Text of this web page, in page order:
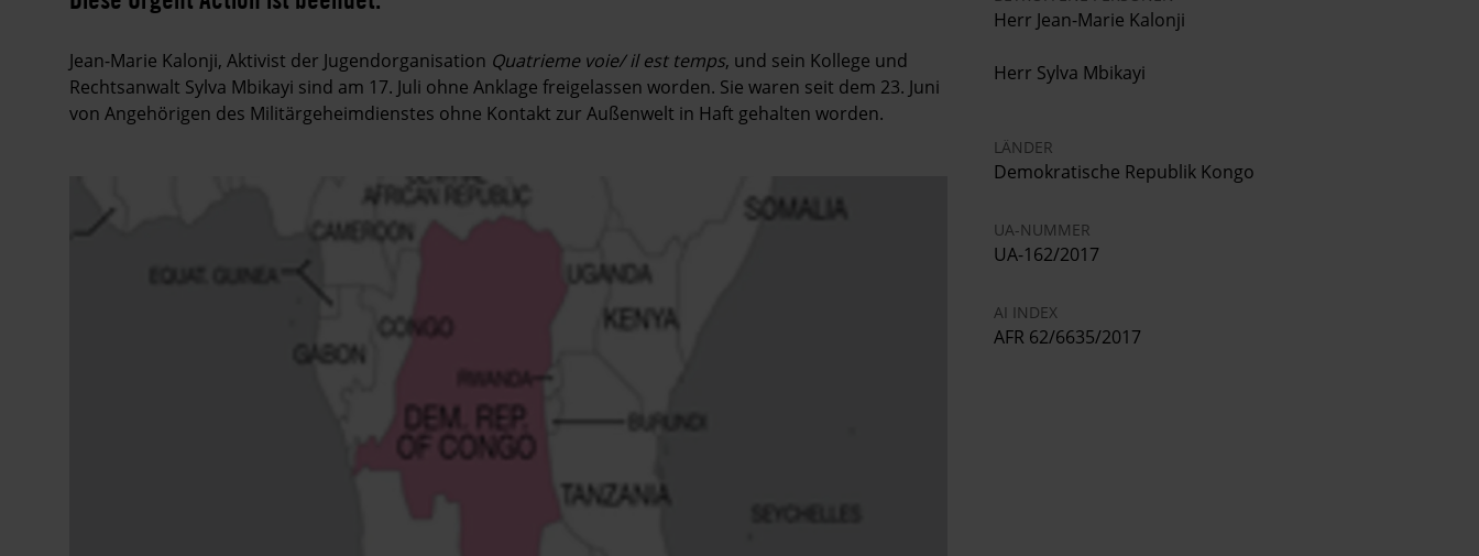
Jean-Marie Kalonji, Aktivist der Jugendorganisation Quatrieme voie/ il est temps, und sein Kollege und
Rechtsanwalt Sylva Mbikayi sind am 17. Juli ohne Anklage freigelassen worden. Sie waren seit dem 23. Juni
von Angehörigen des Militärgeheimdienstes ohne Kontakt zur Außenwelt in Haft gehalten worden.
Herr Jean-Marie Kalonji
Herr Sylva Mbikayi
LÄNDER
Demokratische Republik Kongo
UA-NUMMER
UA-162/2017
AI INDEX
AFR 62/6635/2017